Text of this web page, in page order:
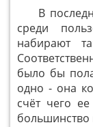
В
среди
набирают
было бы
одно - она
счёт чего
большинство